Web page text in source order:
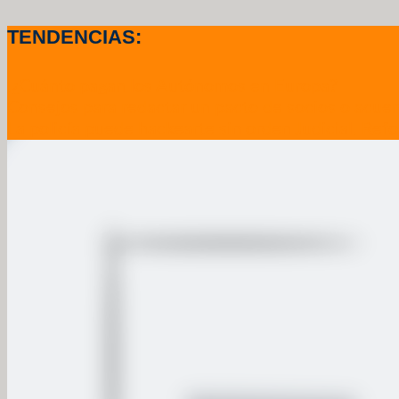
TENDENCIAS: